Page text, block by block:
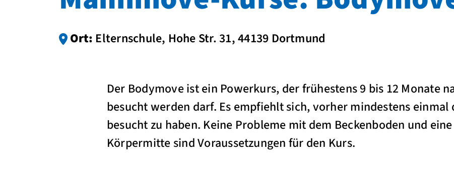
Ort: Elternschule, Hohe Str. 31, 44139 Dortmund
Der Bodymove ist ein Powerkurs, der frühestens 9 bis 12 Monate
besucht werden darf. Es empfiehlt sich, vorher mindestens einmal
besucht zu haben. Keine Probleme mit dem Beckenboden und
Körpermitte sind Voraussetzungen für den Kurs.